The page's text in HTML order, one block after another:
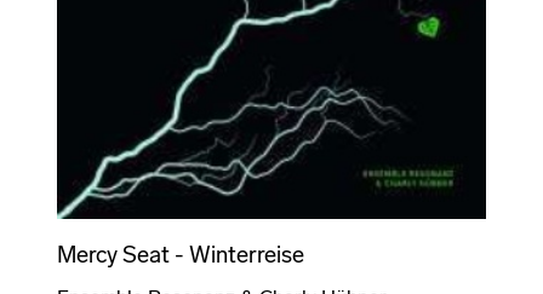
Mercy Seat - Winterreise